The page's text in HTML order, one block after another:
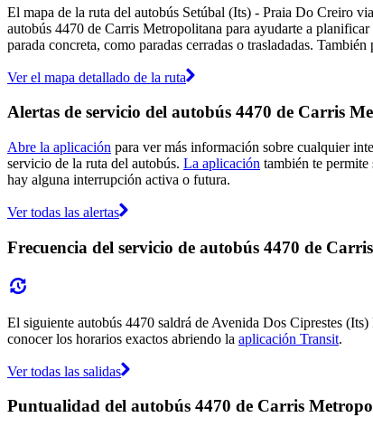
El mapa de la ruta del autobús Setúbal (Its) - Praia Do Creiro
autobús 4470 de Carris Metropolitana para ayudarte a
parada concreta, como paradas cerradas o trasladadas.
Ver el mapa detallado de la ruta
Alertas de servicio del autobús 4470 de Carris
Abre la aplicación para ver más información sobre cualquier
servicio de la ruta del autobús. La aplicación también te
hay alguna interrupción activa o futura.
Ver todas las alertas
Frecuencia del servicio de autobús 4470 de
El siguiente autobús 4470 saldrá de Avenida Dos Ciprestes
conocer los horarios exactos abriendo la aplicación Transit.
Ver todas las salidas
Puntualidad del autobús 4470 de Carris